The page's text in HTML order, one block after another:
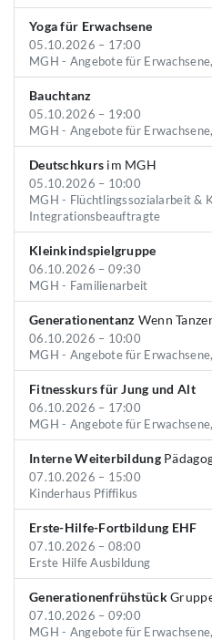
Yoga für Erwachsene
05.10.2026 – 17:00
MGH - Angebote für
Bauchtanz
05.10.2026 – 19:00
MGH - Angebote für
Deutschkurs im MGH
05.10.2026 – 10:00
MGH - Flüchtlingssozialarbeit &
Integrationsbeauftragte
Kleinkindspielgruppe
06.10.2026 – 09:30
MGH - Familienarbeit
Generationentanz Wenn
06.10.2026 – 10:00
MGH - Angebote für
Fitnesskurs für Jung und Alt
06.10.2026 – 17:00
MGH - Angebote für
Interne Weiterbildung
07.10.2026 – 15:00
Kinderhaus Pfiffikus
Erste-Hilfe-Fortbildung EHF
07.10.2026 – 08:00
Erste Hilfe Ausbildung
Generationenfrühstück
07.10.2026 – 09:00
MGH - Angebote für